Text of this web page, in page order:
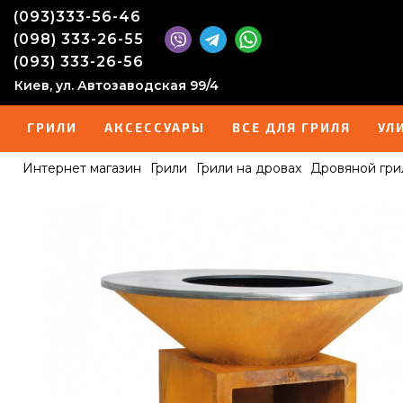
(093)333-56-46
(098) 333-26-55
(093) 333-26-56
Киев, ул. Автозаводская 99/4
ГРИЛИ АКСЕССУАРЫ ВСЕ ДЛЯ ГРИЛЯ
Интернет магазин Грили Грили на дровах Дровяной